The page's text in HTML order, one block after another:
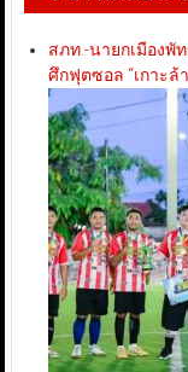
สภท.-นายกเมืองพั
ศึกฟุตซอล “เกาะล้